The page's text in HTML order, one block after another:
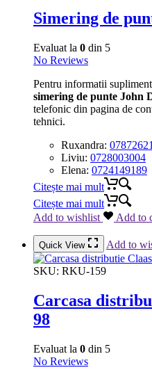
Simering de
Evaluat la 0 din 5
No Reviews
Pentru informatii
simering de punte John
telefonic din pagina de
tehnici.
Ruxandra:
Liviu: 0728003004
Elena: 0724149189
Citește mai mult
Citește mai mult
Add to wishlist
Add to
Quick View Add to
SKU: RKU-159
Carcasa
98
Evaluat la 0 din 5
No Reviews